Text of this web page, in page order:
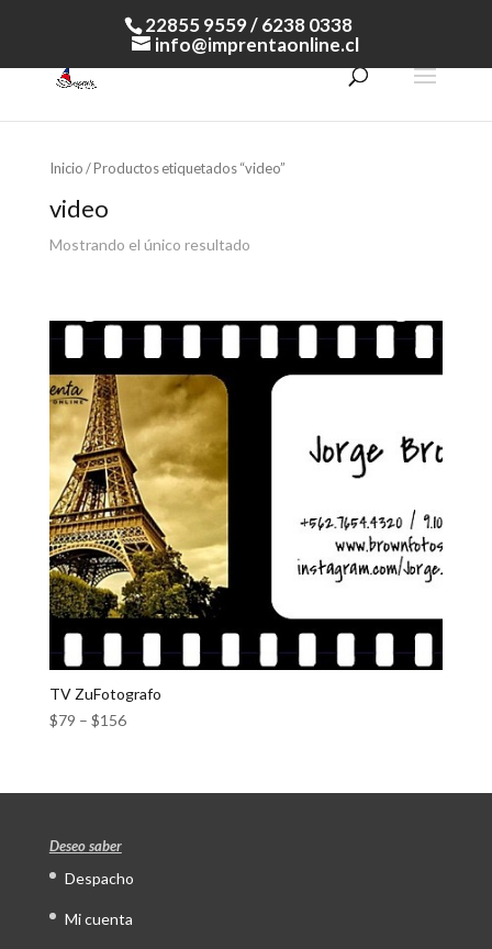
22855 9559 / 6238 0338
info@imprentaonline.cl
Inicio/ Productos etiquetados “video”
video
Mostrando el único resultado
TV ZuFotografo
$79 – $156
Deseo saber
Despacho
Mi cuenta